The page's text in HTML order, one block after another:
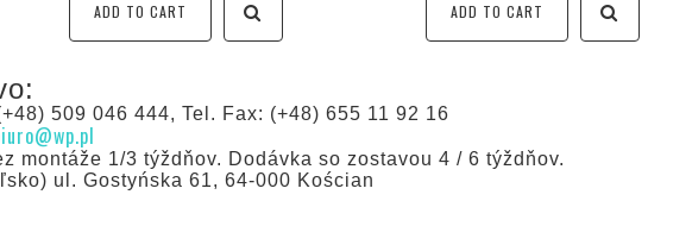
ADD TO CART ADD TO CART
509 046 444, Tel. Fax: (+48) 655 11 92 16
montáže 1/3 týždňov. Dodávka so zostavou 4 / 6 týždňov.
ul. Gostyńska 61, 64-000 Kościan